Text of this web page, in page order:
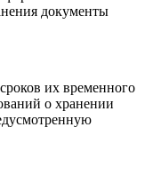
документы
их временного
о хранении